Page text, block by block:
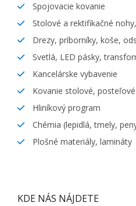
Spojovacie kovanie
Stolové a rektifikačné
Drezy, príborníky, koše,
Svetlá, LED pásky,
Kancelárske vybavenie
Kovanie stolové,
Hliníkový program
Chémia (lepidlá, tmely,
Plošné materiály, lamináty
KDE NÁS NÁJDETE